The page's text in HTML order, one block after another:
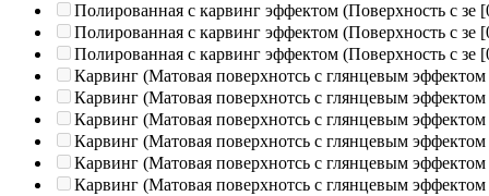
Полированная c карвинг эффектом (Поверхность с зе
Полированная c карвинг эффектом (Поверхность с зе
Полированная c карвинг эффектом (Поверхность с зе
Карвинг (Матовая поверхнотсь с глянцевым эффектом
Карвинг (Матовая поверхнотсь с глянцевым эффектом
Карвинг (Матовая поверхнотсь с глянцевым эффектом
Карвинг (Матовая поверхнотсь с глянцевым эффектом
Карвинг (Матовая поверхнотсь с глянцевым эффектом
Карвинг (Матовая поверхнотсь с глянцевым эффектом